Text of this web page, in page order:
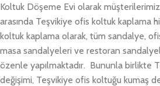
Koltuk Döşeme Evi olarak
arasında Teşvikiye ofis koltuk kaplama
koltuk kaplama olarak, tüm sandalye,
masa sandalyeleri ve restoran
özenle yapılmaktadır. Bununla birlikte
değişimi, Teşvikiye ofis koltuğu kumaş